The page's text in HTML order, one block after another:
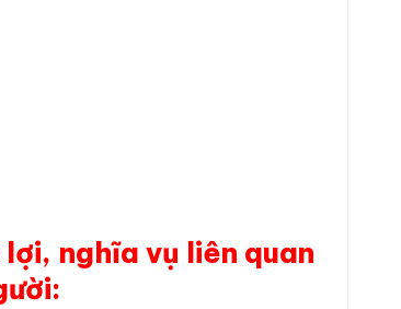
nghĩa vụ liên quan